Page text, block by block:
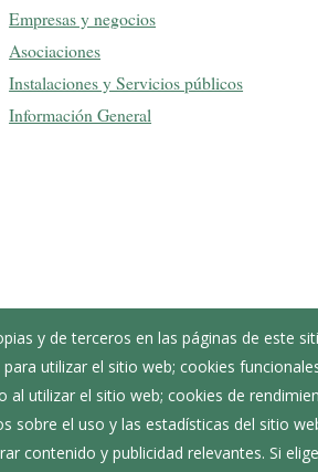
Empresas y negocios
Asociaciones
Instalaciones y Servicios públicos
Información General
y de terceros en las páginas de este
utilizar el sitio web; cookies
utilizar el sitio web; cookies de
sobre el uso y las estadísticas del sitio
contenido y publicidad relevantes. Si elige
de Haza